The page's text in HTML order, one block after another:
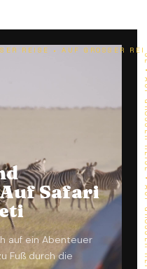
Safari
auf ein Abenteuer
Fuß durch die